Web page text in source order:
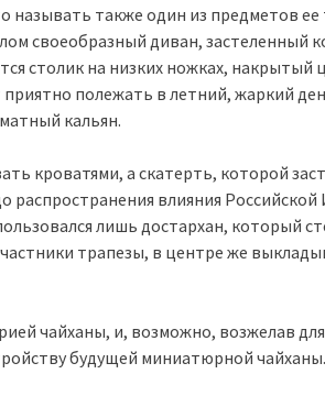
называть также один из предметов
своеобразный диван, застеленный
столик на низких ножках,
полежать в летний, жаркий
кальян.
кроватями, а скатерть, которой
распространения влияния
лишь достархан, который
трапезы, в центре же
чайханы, и, возможно, возжелав для
будущей миниатюрной чайханы.